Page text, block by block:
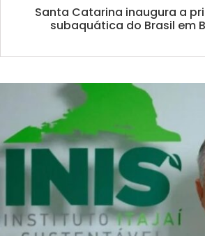
Santa Catarina inaugura a
subaquática do Brasil em